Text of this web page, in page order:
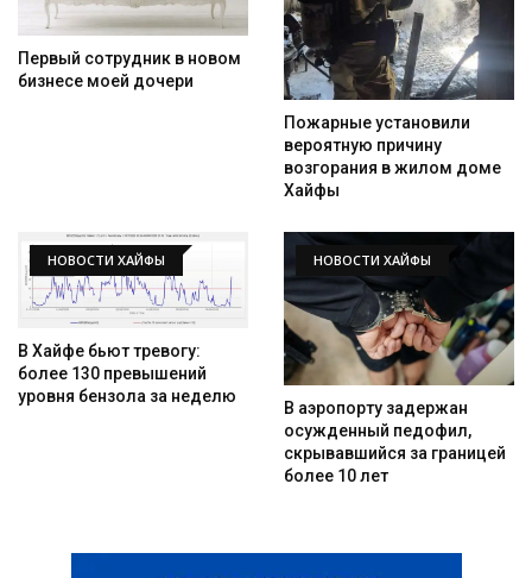
Первый сотрудник в новом
бизнесе моей дочери
Пожарные установили
вероятную причину
возгорания в жилом доме
Хайфы
НОВОСТИ ХАЙФЫ
В Хайфе бьют тревогу:
более 130 превышений
уровня бензола за неделю
НОВОСТИ ХАЙФЫ
В аэропорту задержан
осужденный педофил,
скрывавшийся за границей
более 10 лет